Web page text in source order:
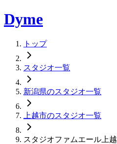
Dyme
トップ
スタジオ一覧
新潟県のスタジオ一覧
上越市のスタジオ一覧
スタジオファムエール上越